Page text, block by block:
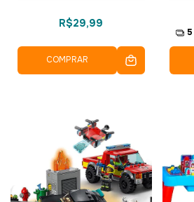
R$29,99
COMPRAR
5